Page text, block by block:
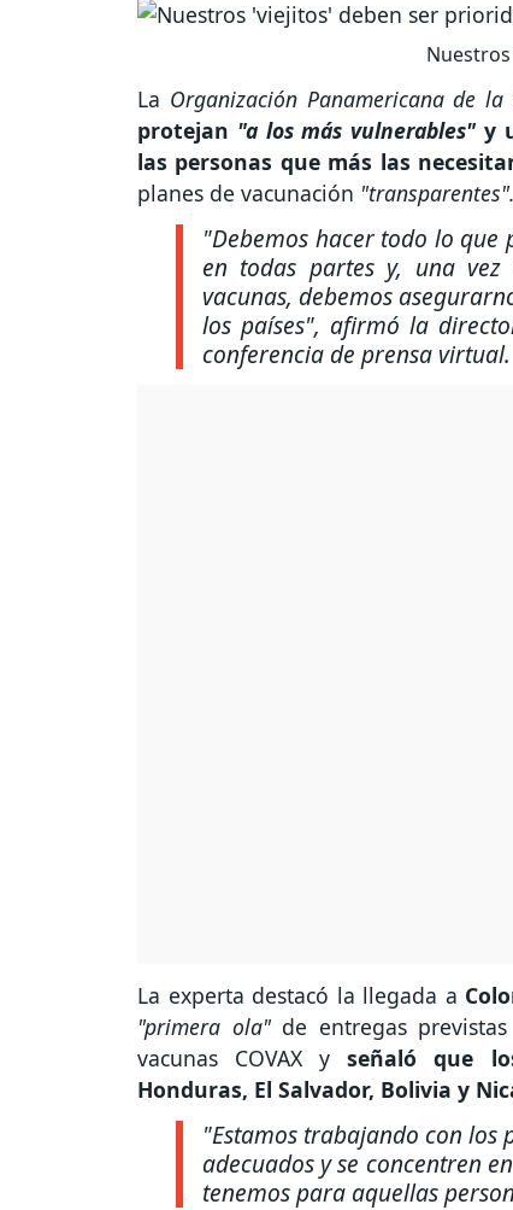
La Organización Panamericana de la
protejan "a los más vulnerables" y
las personas que más las
planes de vacunación "transparentes".
"Debemos hacer todo lo
en todas partes y, una
vacunas, debemos
los países", afirmó la
conferencia de prensa virtual.
La experta destacó la llegada a
"primera ola"de entregas
vacunas COVAX yseñaló que
Honduras, El Salvador, Bolivia y
"Estamos trabajando con los
adecuados y se concentren
tenemos para aquellas